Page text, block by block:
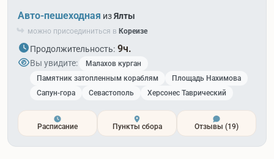
Авто-пешеходная изЯлты
можно присоединиться в Кореизе
Продолжительность: 9ч.
Вы увидите:
Малахов курган
Памятник затопленным кораблям
Площадь Нахимова
Сапун-гора
Севастополь Херсонес Таврический
Расписание Пункты сбора Отзывы (19)